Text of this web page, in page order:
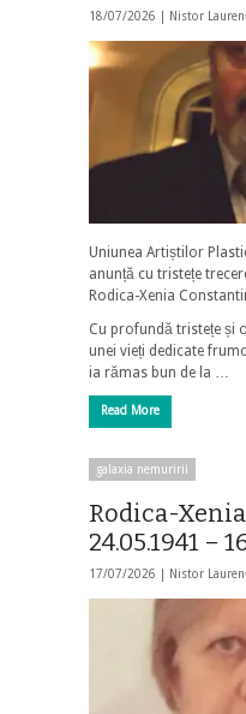
18/07/2026 | Nistor
Uniunea Artiștilor
anunță cu tristețe
Rodica-Xenia
Cu profundă tristețe și
unei vieți dedicate
ia rămas bun de la …
Read More
galaxia nemuririi
Rodica-
24.05.1941 –
17/07/2026 | Nistor